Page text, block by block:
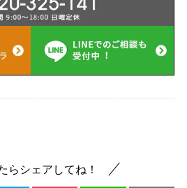
らシェアしてね！